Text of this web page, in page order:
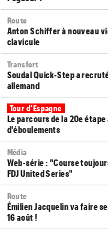
Route
Anton Schiffer à nouveau
clavicule
Transfert
Soudal Quick-Step a
allemand
Tour d'Espagne
Le parcours de la 20e
d'éboulements
Média
Web-série : "Course
FDJ United Series"
Route
Émilien Jacquelin va faire
16 août !